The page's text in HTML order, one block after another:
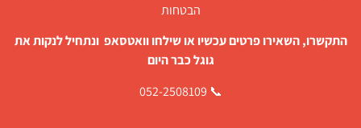
הבטחות
התקשרו, השאירו פרטים עכשיו או שילחו וואטסאפ ונתחיל לנקות את
גוגל כבר היום
📞 052-2508109